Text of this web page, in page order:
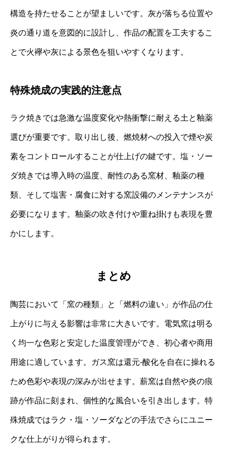
構造を持たせることが望ましいです。灰が落ちる位置や
炎の通り道を意図的に設計し、作品の配置を工夫するこ
とで火襷や灰による景色を狙いやすくなります。
特殊焼成の実践的注意点
ラク焼きでは急激な温度変化や熱衝撃に耐える土と釉薬
選びが重要です。取り出し後、燃焼材への投入で煙や炭
素をコントロールすることが仕上げの鍵です。塩・ソー
ダ焼きでは導入時の温度、耐性のある窯材、釉薬の種
類、そして塩害・腐食に対する窯設備のメンテナンスが
必要になります。釉薬の吹き付けや重ね掛けも表現を豊
かにします。
まとめ
陶芸において「窯の種類」と「燃料の違い」が作品の仕
上がりに与える影響は非常に大きいです。電気窯は明る
く均一な色彩と安定した温度管理ができ、初心者や商用
用途に適しています。ガス窯は還元‐酸化を自在に操れる
ため色彩や表現の深みが出せます。薪窯は自然や炎の痕
跡が作品に刻まれ、個性的な風合いを引き出します。特
殊焼成ではラク・塩・ソーダなどの手法でさらにユニー
クな仕上がりが得られます。